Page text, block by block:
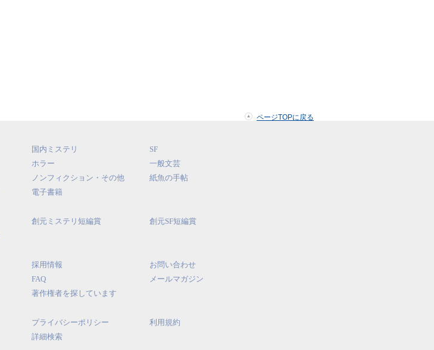
ページTOPに戻る
国内ミステリ
SF
ホラー
一般文芸
ノンフィクション・その他
紙魚の手帖
電子書籍
創元ミステリ短編賞
創元SF短編賞
採用情報
お問い合わせ
FAQ
メールマガジン
著作権者を探しています
プライバシーポリシー
利用規約
詳細検索